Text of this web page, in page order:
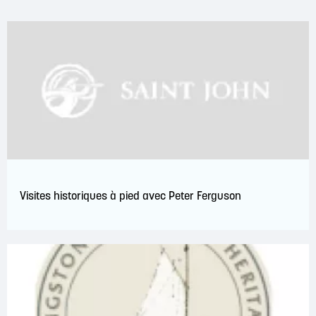
Visites historiques à pied avec Peter Ferguson